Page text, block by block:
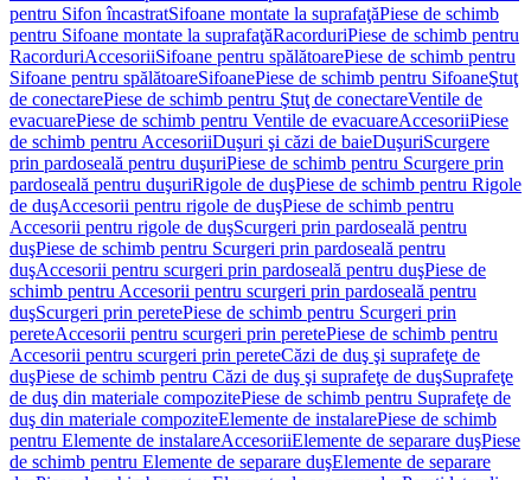
pentru Sifon încastratSifoane montate la suprafaţăPiese de schimb
pentru Sifoane montate la suprafaţăRacorduriPiese de schimb pentru
RacorduriAccesoriiSifoane pentru spălătoarePiese de schimb pentru
Sifoane pentru spălătoareSifoanePiese de schimb pentru SifoaneŞtuţ
de conectarePiese de schimb pentru Ştuţ de conectareVentile de
evacuarePiese de schimb pentru Ventile de evacuareAccesoriiPiese
de schimb pentru AccesoriiDuşuri şi căzi de baieDuşuriScurgere
prin pardoseală pentru duşuriPiese de schimb pentru Scurgere prin
pardoseală pentru duşuriRigole de duşPiese de schimb pentru Rigole
de duşAccesorii pentru rigole de duşPiese de schimb pentru
Accesorii pentru rigole de duşScurgeri prin pardoseală pentru
duşPiese de schimb pentru Scurgeri prin pardoseală pentru
duşAccesorii pentru scurgeri prin pardoseală pentru duşPiese de
schimb pentru Accesorii pentru scurgeri prin pardoseală pentru
duşScurgeri prin peretePiese de schimb pentru Scurgeri prin
pereteAccesorii pentru scurgeri prin peretePiese de schimb pentru
Accesorii pentru scurgeri prin pereteCăzi de duş şi suprafeţe de
duşPiese de schimb pentru Căzi de duş şi suprafeţe de duşSuprafeţe
de duş din materiale compozitePiese de schimb pentru Suprafeţe de
duş din materiale compoziteElemente de instalarePiese de schimb
pentru Elemente de instalareAccesoriiElemente de separare duşPiese
de schimb pentru Elemente de separare duşElemente de separare